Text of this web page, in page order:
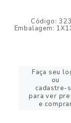
Código:
Embalagem:
Faça seu
ou
cadastre-
para ver
e